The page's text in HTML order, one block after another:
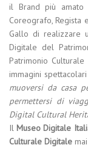
il Brand più amato
Coreografo, Regista
Gallo di realizzare
Digitale del
Patrimonio
immagini spettacolari
muoversi da casa
permettersi di
Digital Cultural
IlMuseo Digitale
Culturale Digitale